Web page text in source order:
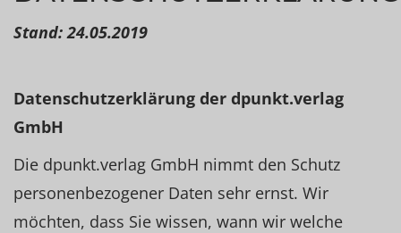
Stand: 24.05.2019
Datenschutzerklärung der dpunkt.verlag
GmbH
Die dpunkt.verlag GmbH nimmt den Schutz
personenbezogener Daten sehr ernst. Wir
möchten, dass Sie wissen, wann wir welche